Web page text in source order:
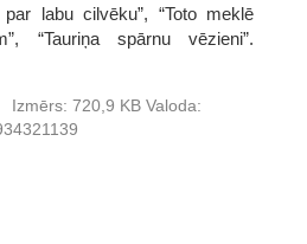
labu cilvēku”, “Toto meklē
“Tauriņa spārnu vēzieni”.
Izmērs: 720,9 KB Valoda: